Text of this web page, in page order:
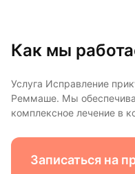
Как мы
Услуга Исправление
Реммаше. Мы
комплексное лечение в
Записаться на